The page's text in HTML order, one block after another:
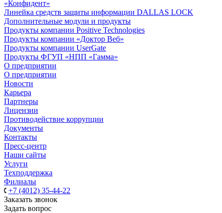
«Конфидент»
Линейка средств защиты информации DALLAS LOCK
Дополнительные модули и продукты
Продукты компании Positive Technologies
Продукты компании «Доктор Веб»
Продукты компании UserGate
Продукты ФГУП «НПП «Гамма»
О предприятии
О предприятии
Новости
Карьера
Партнеры
Лицензии
Противодействие коррупции
Документы
Контакты
Пресс-центр
Наши сайты
Услуги
Техподдержка
Филиалы
+7 (4012) 35-44-22
Заказать звонок
Задать вопрос